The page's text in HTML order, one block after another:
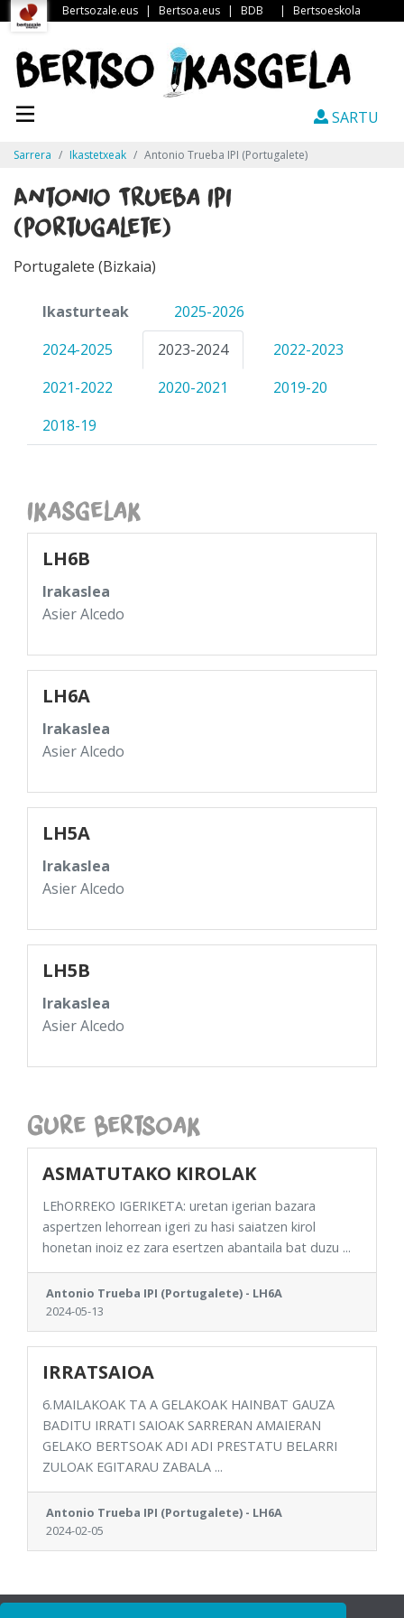
Bertsozale.eus | Bertsoa.eus | BDB | Bertsoeskola
SARTU
Sarrera Ikastetxeak Antonio Trueba IPI (Portugalete)
Antonio Trueba IPI
(Portugalete)
Portugalete (Bizkaia)
Ikasturteak
2025-2026
2024-2025
2023-2024
2022-2023
2021-2022
2020-2021
2019-20
2018-19
Ikasgelak
LH6B
Irakaslea
Asier Alcedo
LH6A
Irakaslea
Asier Alcedo
LH5A
Irakaslea
Asier Alcedo
LH5B
Irakaslea
Asier Alcedo
Gure Bertsoak
ASMATUTAKO KIROLAK
LEhORREKO IGERIKETA: uretan igerian bazara
aspertzen lehorrean igeri zu hasi saiatzen kirol
honetan inoiz ez zara esertzen abantaila bat duzu ...
Antonio Trueba IPI (Portugalete) - LH6A
2024-05-13
IRRATSAIOA
6.MAILAKOAK TA A GELAKOAK HAINBAT GAUZA
BADITU IRRATI SAIOAK SARRERAN AMAIERAN
GELAKO BERTSOAK ADI ADI PRESTATU BELARRI
ZULOAK EGITARAU ZABALA ...
Antonio Trueba IPI (Portugalete) - LH6A
2024-02-05